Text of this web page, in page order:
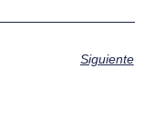
Siguiente